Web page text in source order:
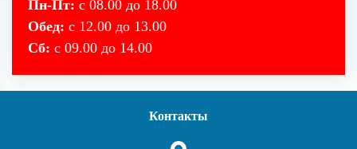
Пн-Пт: с 08.00 до 18.00
Обед: с 12.00 до 13.00
Сб: с 09.00 до 14.00
Контакты